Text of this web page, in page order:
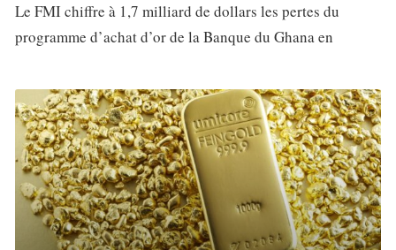
Le FMI chiffre à 1,7 milliard de dollars les pertes du
programme d’achat d’or de la Banque du Ghana en